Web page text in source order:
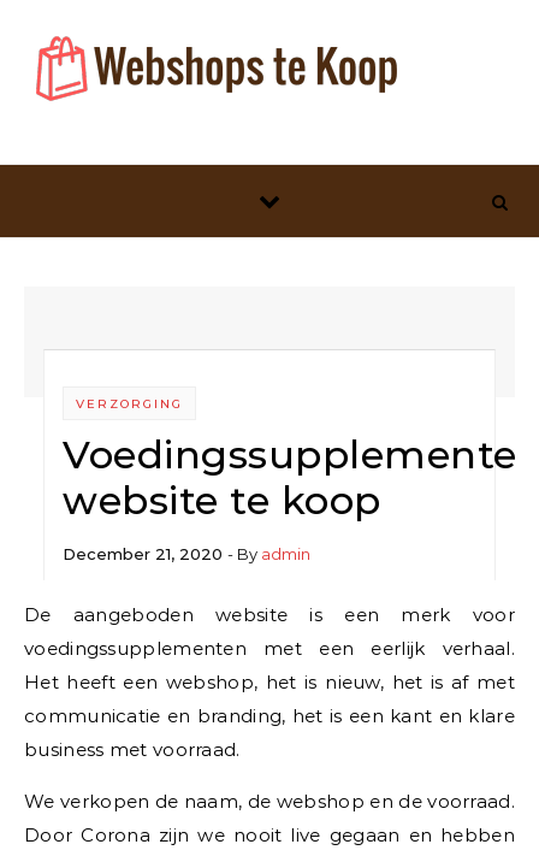
VERZORGING
website te koop
December 21, 2020 - By admin
De aangeboden website is een merk voor
voedingssupplementen met een eerlijk verhaal.
Het heeft een webshop, het is nieuw, het is af met
communicatie en branding, het is een kant en klare
business met voorraad.
We verkopen de naam, de webshop en de voorraad.
Door Corona zijn we nooit live gegaan en hebben